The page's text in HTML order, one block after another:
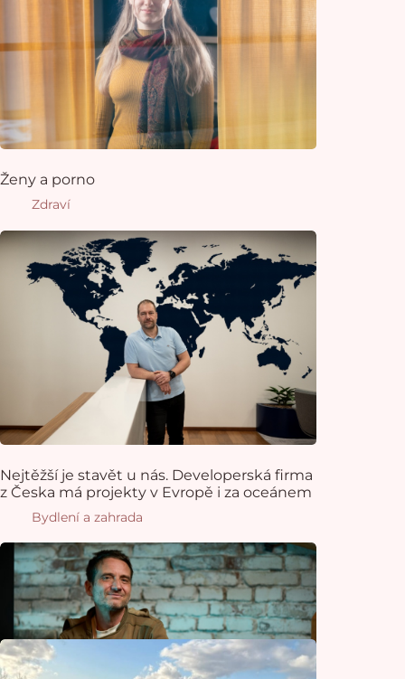
Ženy a porno
Zdraví
Nejtěžší je stavět u nás. Developerská firma
z Česka má projekty v Evropě i za oceánem
Bydlení a zahrada